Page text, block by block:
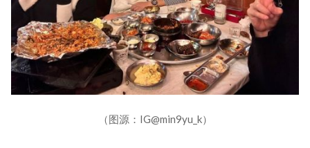
（图源：IG@min9yu_k）